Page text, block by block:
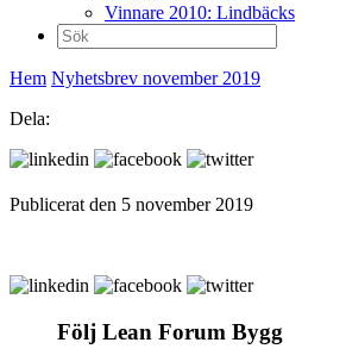
Vinnare 2010: Lindbäcks
Sök
efter:
Hem Nyhetsbrev november 2019
Dela:
Publicerat den 5 november 2019
Följ Lean Forum Bygg